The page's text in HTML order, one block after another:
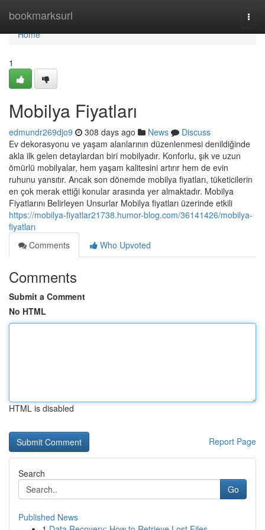
bookmarksurl
Home
Home
1
Mobilya Fiyatları
edmundr269djo9 308 days ago News
Discuss
Ev dekorasyonu ve yaşam alanlarının düzenlenmesi denildiğinde
akla ilk gelen detaylardan biri mobilyadır. Konforlu, şık ve uzun
ömürlü mobilyalar, hem yaşam kalitesini artırır hem de evin
ruhunu yansıtır. Ancak son dönemde mobilya fiyatları, tüketicilerin
en çok merak ettiği konular arasında yer almaktadır. Mobilya
Fiyatlarını Belirleyen Unsurlar Mobilya fiyatları üzerinde etkili
https://mobilya-fiyatlar21738.humor-blog.com/36141426/mobilya-
fiyatları
Comments
Who Upvoted
Comments
Submit a Comment
No HTML
HTML is disabled
Report Page
Search
Go
Published News